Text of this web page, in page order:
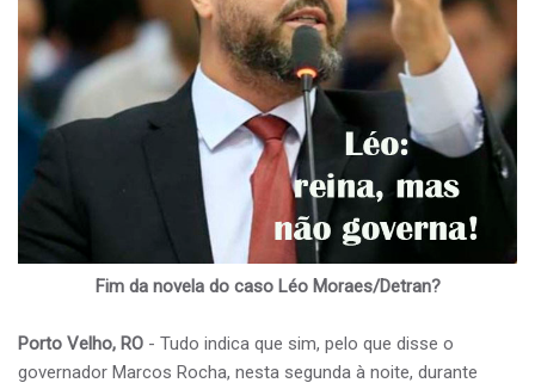
Fim da novela do caso Léo Moraes/Detran?
Porto Velho, RO - Tudo indica que sim, pelo que disse o
governador Marcos Rocha, nesta segunda à noite, durante